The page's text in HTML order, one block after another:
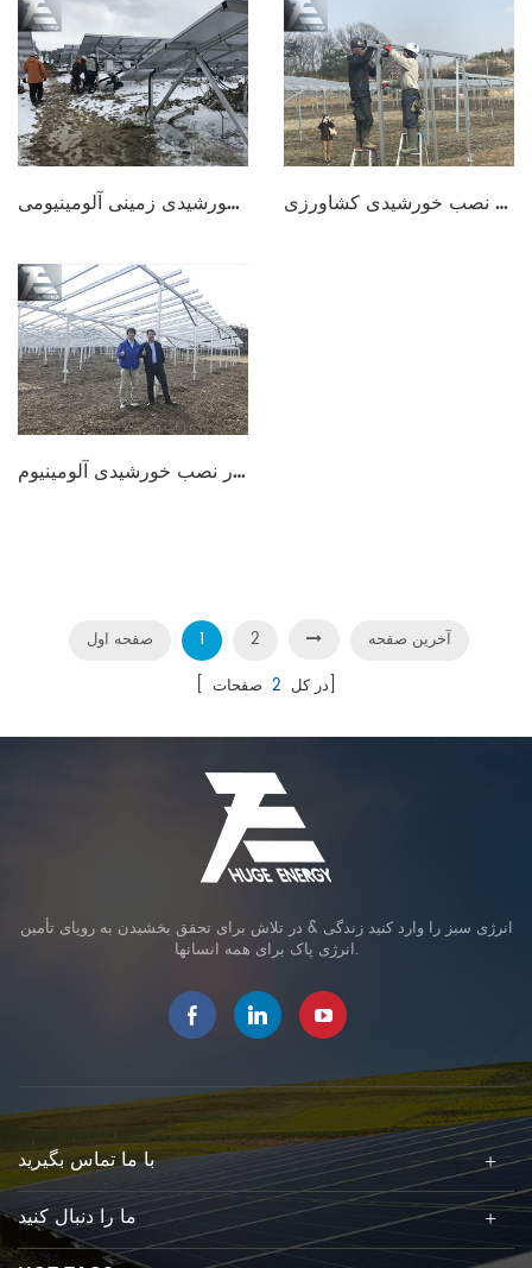
نصب خورشیدی زمینی آلومینیومی سیستم نصب خورشیدی کشاورزی
ساختار نصب خورشیدی آلومینیوم
صفحه اول 1 2
آخرین صفحه
[ در کل 2 صفحات]
انرژی سبز را وارد کنید زندگی & در تلاش برای تحقق بخشیدن به رویای تأمین
انرژی پاک برای همه انسانها.
با ما تماس بگیرید
ما را دنبال کنید